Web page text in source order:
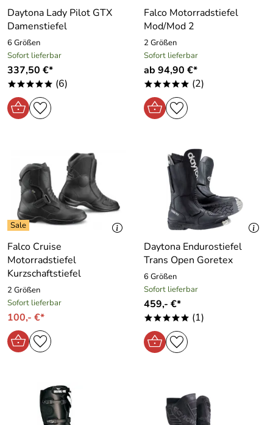
Daytona Lady Pilot GTX
Damenstiefel
6 Größen
Sofort lieferbar
337,50 €*
***** (6)
Falco Motorradstiefel
Mod/Mod 2
2 Größen
Sofort lieferbar
ab 94,90 €*
***** (2)
Falco Cruise
Motorradstiefel
Kurzschaftstiefel
2 Größen
Sofort lieferbar
100,- €*
Daytona Endurostiefel
Trans Open Goretex
6 Größen
Sofort lieferbar
459,- €*
***** (1)